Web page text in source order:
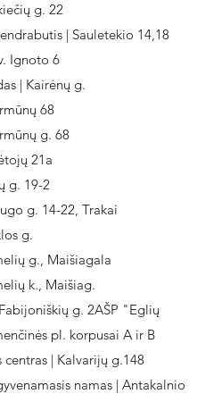
g. 22
| Sauletekio 14,18
Ignoto 6
| Kairėnų g.
68
g. 68
21a
g. 19-2
g. 14-22, Trakai
g.
g., Maišiagala
k., Maišiag.
g. 2AŠP "Eglių
pl. korpusai A ir B
centras | Kalvarijų g.148
namas | Antakalnio